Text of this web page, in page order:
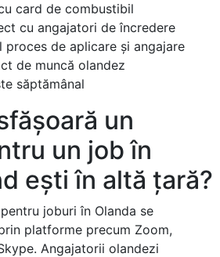
card de combustibil
cu angajatori de încredere
proces de aplicare și angajare
de muncă olandez
săptămânal
un
un job în
ești în altă țară?
joburi în Olanda se
platforme precum Zoom,
Angajatorii olandezi